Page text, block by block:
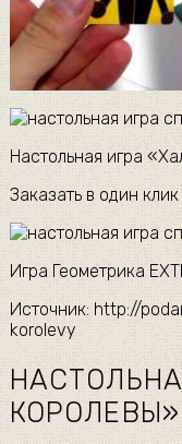
Настольная игра
Заказать в один клик
Игра Геометрика
Источник: http://
korolevy
КОРОЛЕВЫ»